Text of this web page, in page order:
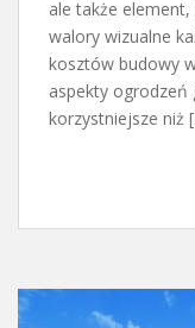
ale także
walory wizualne
kosztów budowy
aspekty ogrodzeń
korzystniejsze niż